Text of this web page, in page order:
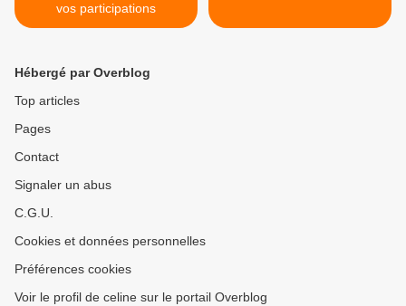
vos participations
Hébergé par Overblog
Top articles
Pages
Contact
Signaler un abus
C.G.U.
Cookies et données personnelles
Préférences cookies
Voir le profil de celine sur le portail Overblog